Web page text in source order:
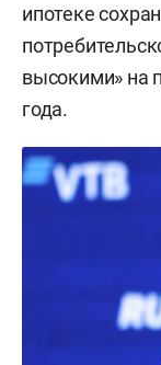
ипотеке
высокими» на
года.